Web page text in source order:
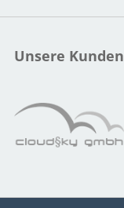
Unsere Kunden